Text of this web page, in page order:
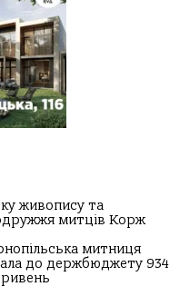
живопису та
митців Корж
митниця
до держбюджету 934